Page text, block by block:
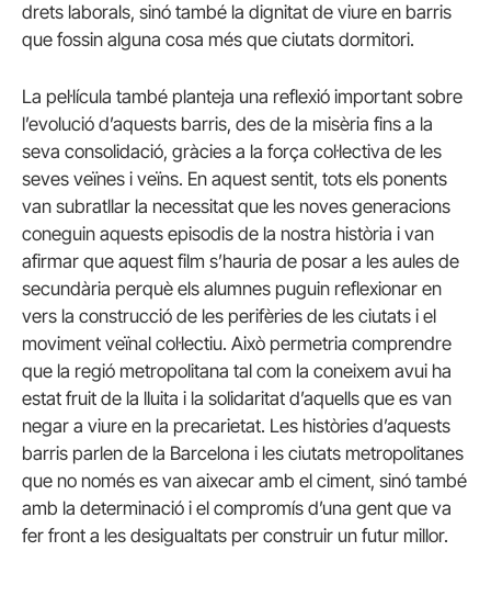
drets laborals, sinó també la dignitat de viure en barris
que fossin alguna cosa més que ciutats dormitori.
La pel·lícula també planteja una reflexió important sobre
l’evolució d’aquests barris, des de la misèria fins a la
seva consolidació, gràcies a la força col·lectiva de les
seves veïnes i veïns. En aquest sentit, tots els ponents
van subratllar la necessitat que les noves generacions
coneguin aquests episodis de la nostra història i van
afirmar que aquest film s’hauria de posar a les aules de
secundària perquè els alumnes puguin reflexionar en
vers la construcció de les perifèries de les ciutats i el
moviment veïnal col·lectiu. Això permetria comprendre
que la regió metropolitana tal com la coneixem avui ha
estat fruit de la lluita i la solidaritat d’aquells que es van
negar a viure en la precarietat. Les històries d’aquests
barris parlen de la Barcelona i les ciutats metropolitanes
que no només es van aixecar amb el ciment, sinó també
amb la determinació i el compromís d’una gent que va
fer front a les desigualtats per construir un futur millor.